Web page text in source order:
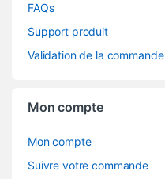
FAQs
Support produit
Validation de la commande
Mon compte
Mon compte
Suivre votre commande